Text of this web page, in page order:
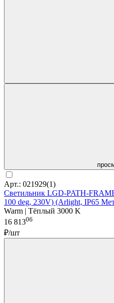
Арт.: 021929(1)
Светильник LGD-PATH-
100 deg, 230V) (Arlight, IP65
Warm | Тёплый 3000 K
16 81306
₽/шт